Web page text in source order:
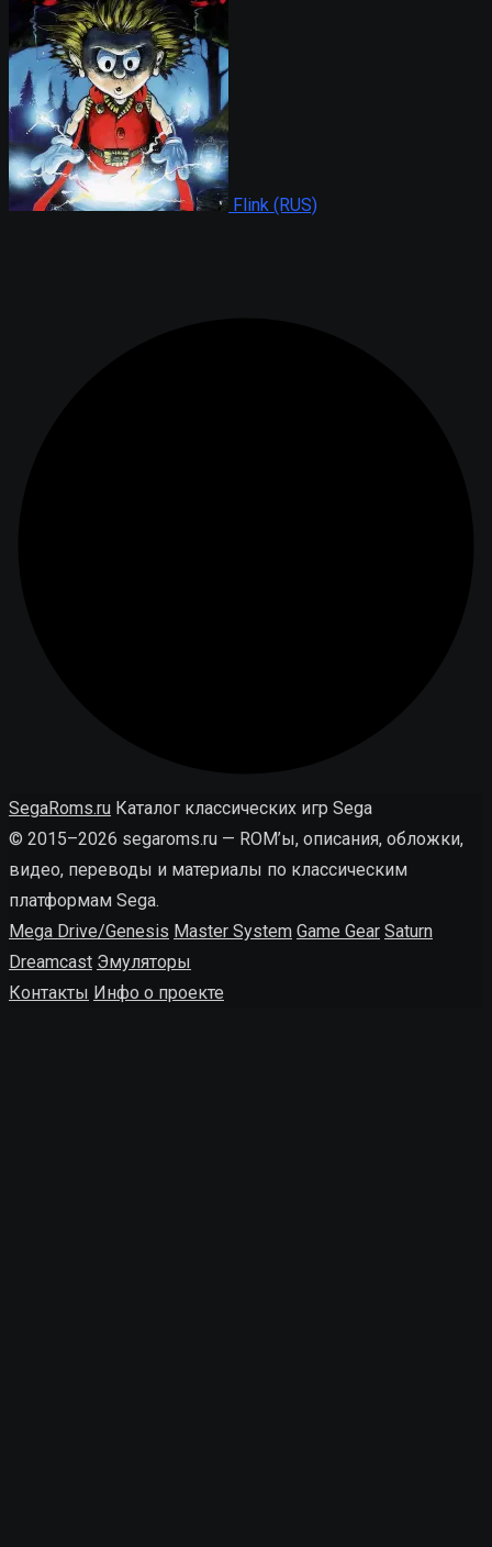
Flink (RUS)
SegaRoms.ru Каталог классических игр Sega
© 2015–2026 segaroms.ru — ROM’ы, описания, обложки,
видео, переводы и материалы по классическим
платформам Sega.
Mega Drive/Genesis Master System Game Gear Saturn
Dreamcast Эмуляторы
Контакты Инфо о проекте